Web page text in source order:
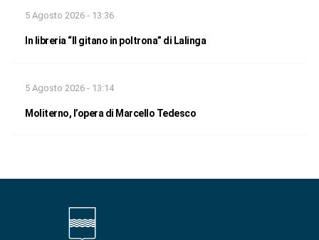
5 Agosto 2026 - 13:36
In libreria “Il gitano in poltrona” di Lalinga
5 Agosto 2026 - 13:14
Moliterno, l’opera di Marcello Tedesco